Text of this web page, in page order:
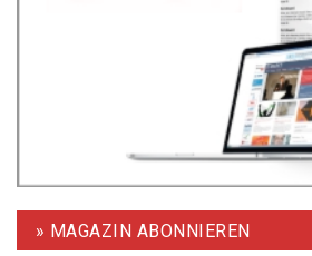
» MAGAZIN ABONNIEREN